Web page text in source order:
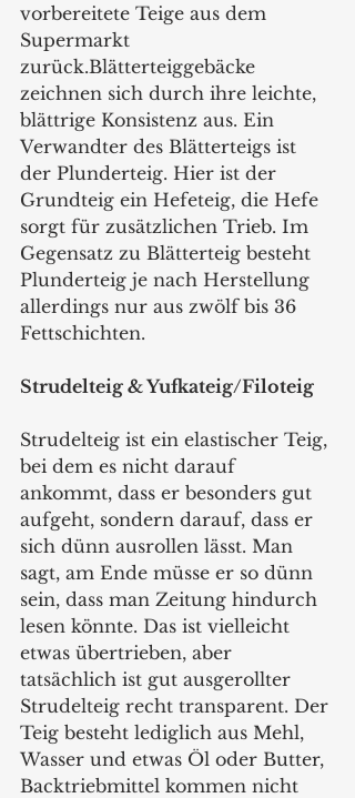
vorbereitete Teige aus dem
Supermarkt
zurück.Blätterteiggebäcke
zeichnen sich durch ihre leichte,
blättrige Konsistenz aus. Ein
Verwandter des Blätterteigs ist
der Plunderteig. Hier ist der
Grundteig ein Hefeteig, die Hefe
sorgt für zusätzlichen Trieb. Im
Gegensatz zu Blätterteig besteht
Plunderteig je nach Herstellung
allerdings nur aus zwölf bis 36
Fettschichten.
Strudelteig & Yufkateig/Filoteig
Strudelteig ist ein elastischer Teig,
bei dem es nicht darauf
ankommt, dass er besonders gut
aufgeht, sondern darauf, dass er
sich dünn ausrollen lässt. Man
sagt, am Ende müsse er so dünn
sein, dass man Zeitung hindurch
lesen könnte. Das ist vielleicht
etwas übertrieben, aber
tatsächlich ist gut ausgerollter
Strudelteig recht transparent. Der
Teig besteht lediglich aus Mehl,
Wasser und etwas Öl oder Butter,
Backtriebmittel kommen nicht